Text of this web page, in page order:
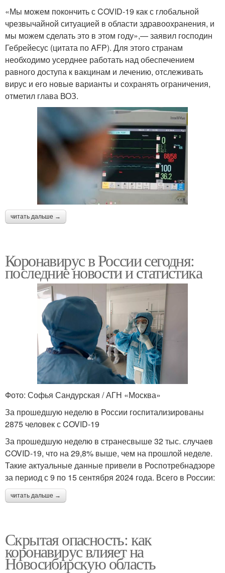
«Мы можем покончить с COVID-19 как с глобальной
чрезвычайной ситуацией в области здравоохранения, и
мы можем сделать это в этом году»,— заявил господин
Гебрейесус (цитата по AFP). Для этого странам
необходимо усерднее работать над обеспечением
равного доступа к вакцинам и лечению, отслеживать
вирус и его новые варианты и сохранять ограничения,
отметил глава ВОЗ.
читать дальше →
Коронавирус в России сегодня:
последние новости и статистика
Фото: Софья Сандурская / АГН «Москва»
За прошедшую неделю в России госпитализированы
2875 человек с COVID-19
За прошедшую неделю в странесвыше 32 тыс. случаев
COVID-19, что на 29,8% выше, чем на прошлой неделе.
Такие актуальные данные привели в Роспотребнадзоре
за период с 9 по 15 сентября 2024 года. Всего в России:
читать дальше →
Скрытая опасность: как
коронавирус влияет на
Новосибирскую область